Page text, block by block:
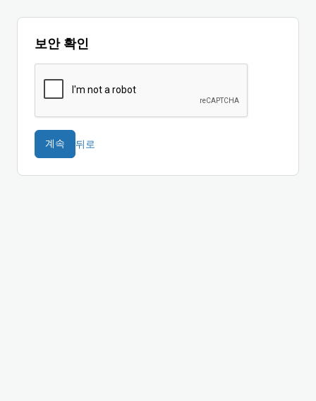
보안 확인
계속 뒤로